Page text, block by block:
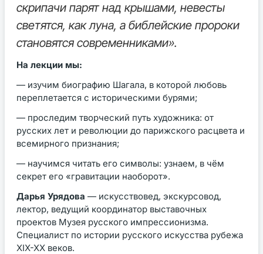
скрипачи парят над крышами, невесты
светятся, как луна, а библейские пророки
становятся современниками».
На лекции мы:
— изучим биографию Шагала, в которой любовь
переплетается с историческими бурями;
— проследим творческий путь художника: от
русских лет и революции до парижского расцвета и
всемирного признания;
— научимся читать его символы: узнаем, в чём
секрет его «гравитации наоборот».
Дарья Урядова — искусствовед, экскурсовод,
лектор, ведущий координатор выставочных
проектов Музея русского импрессионизма.
Специалист по истории русского искусства рубежа
XIX-XX веков.